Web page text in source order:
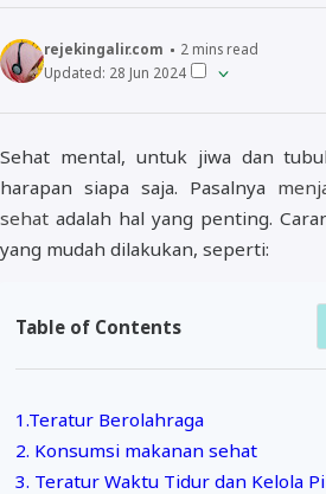
rejekingalir.com 2 mins read
Updated: 28 Jun 2024
Sehat mental, untuk jiwa dan
harapan siapa saja. Pasalnya
sehat adalah hal yang penting.
yang mudah dilakukan, seperti:
Table of Contents
1.Teratur Berolahraga
2. Konsumsi makanan sehat
3. Teratur Waktu Tidur dan Kelola